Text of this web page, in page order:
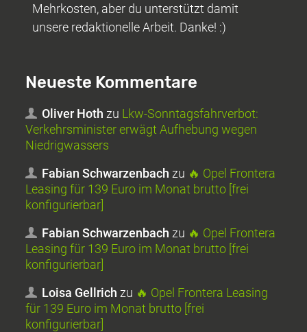
Mehrkosten, aber du unterstützt damit
unsere redaktionelle Arbeit. Danke! :)
Neueste Kommentare
Oliver Hoth zu Lkw-Sonntagsfahrverbot:
Verkehrsminister erwägt Aufhebung wegen
Niedrigwassers
Fabian Schwarzenbach zu 🔥 Opel Frontera
Leasing für 139 Euro im Monat brutto [frei
konfigurierbar]
Fabian Schwarzenbach zu 🔥 Opel Frontera
Leasing für 139 Euro im Monat brutto [frei
konfigurierbar]
Loisa Gellrich zu 🔥 Opel Frontera Leasing
für 139 Euro im Monat brutto [frei
konfigurierbar]